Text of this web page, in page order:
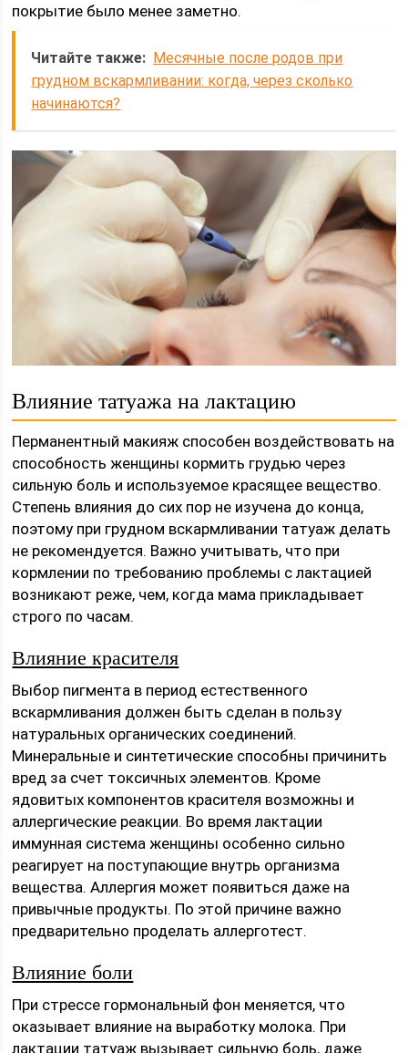
покрытие было менее заметно.
Читайте также: Месячные после родов при
грудном вскармливании: когда, через сколько
начинаются?
Влияние татуажа на лактацию
Перманентный макияж способен воздействовать на
способность женщины кормить грудью через
сильную боль и используемое красящее вещество.
Степень влияния до сих пор не изучена до конца,
поэтому при грудном вскармливании татуаж делать
не рекомендуется. Важно учитывать, что при
кормлении по требованию проблемы с лактацией
возникают реже, чем, когда мама прикладывает
строго по часам.
Влияние красителя
Выбор пигмента в период естественного
вскармливания должен быть сделан в пользу
натуральных органических соединений.
Минеральные и синтетические способны причинить
вред за счет токсичных элементов. Кроме
ядовитых компонентов красителя возможны и
аллергические реакции. Во время лактации
иммунная система женщины особенно сильно
реагирует на поступающие внутрь организма
вещества. Аллергия может появиться даже на
привычные продукты. По этой причине важно
предварительно проделать аллерготест.
Влияние боли
При стрессе гормональный фон меняется, что
оказывает влияние на выработку молока. При
лактации татуаж вызывает сильную боль, даже